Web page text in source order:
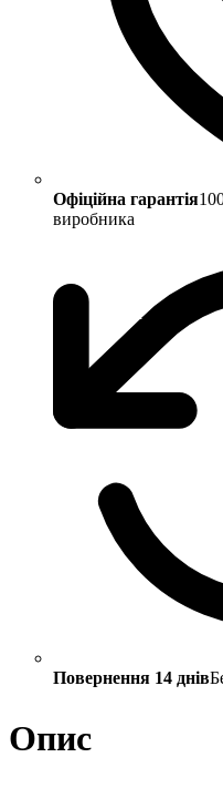
Офіційна гарантія
виробника
Повернення 14 днів
Опис